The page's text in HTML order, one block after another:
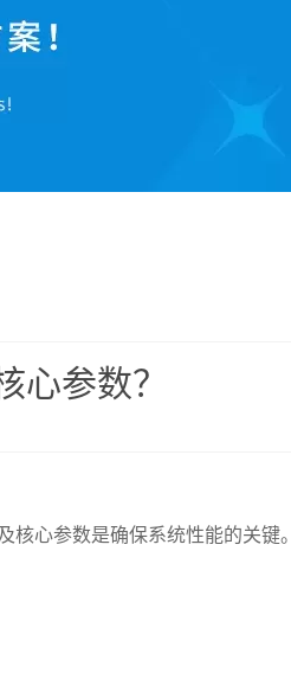
心参数？
心参数是确保系统性能的关键。